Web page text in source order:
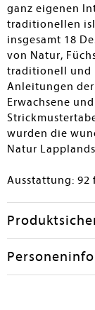
ganz eigenen
traditionellen
insgesamt 18
von Natur,
traditionell und
Anleitungen
Erwachsene
wurden die
Natur
Ausstattung: